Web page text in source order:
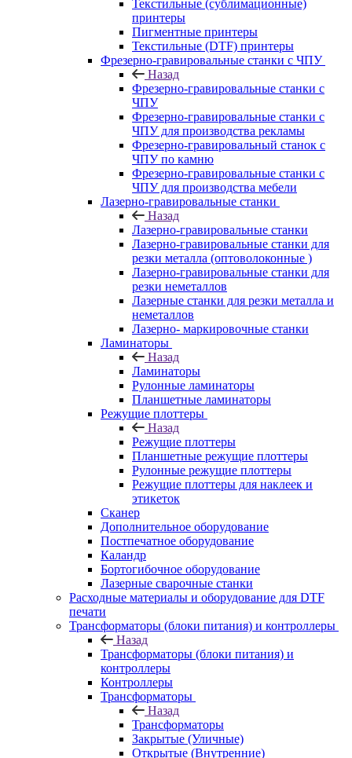
Текстильные (сублимационные)
принтеры
Пигментные принтеры
Текстильные (DTF) принтеры
Фрезерно-гравировальные станки с ЧПУ
Назад
Фрезерно-гравировальные станки с
ЧПУ
Фрезерно-гравировальные станки с
ЧПУ для производства рекламы
Фрезерно-гравировальный станок с
ЧПУ по камню
Фрезерно-гравировальные станки с
ЧПУ для производства мебели
Лазерно-гравировальные станки
Назад
Лазерно-гравировальные станки
Лазерно-гравировальные станки для
резки металла (оптоволоконные )
Лазерно-гравировальные станки для
резки неметаллов
Лазерные станки для резки металла и
неметаллов
Лазерно- маркировочные станки
Ламинаторы
Назад
Ламинаторы
Рулонные ламинаторы
Планшетные ламинаторы
Режущие плоттеры
Назад
Режущие плоттеры
Планшетные режущие плоттеры
Рулонные режущие плоттеры
Режущие плоттеры для наклеек и
этикеток
Сканер
Дополнительное оборудование
Постпечатное оборудование
Каландр
Бортогибочное оборудование
Лазерные сварочные станки
Расходные материалы и оборудование для DTF
печати
Трансформаторы (блоки питания) и контроллеры
Назад
Трансформаторы (блоки питания) и
контроллеры
Контроллеры
Трансформаторы
Назад
Трансформаторы
Закрытые (Уличные)
Открытые (Внутренние)